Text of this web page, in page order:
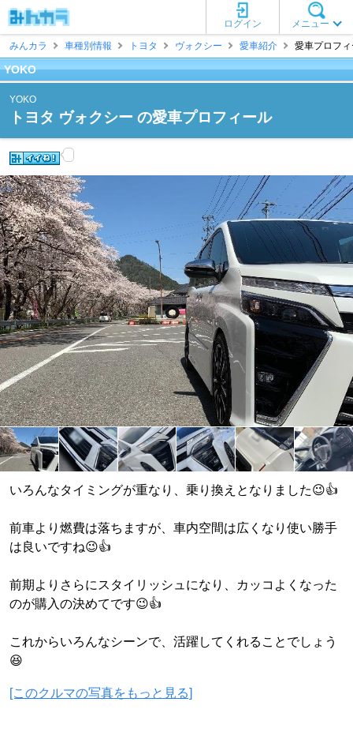
メニュー
ログイン
みんカラ
車種別情報 トヨタ ヴォクシー 愛車紹介 愛車プロフ
YOKO
YOKO
トヨタ ヴォクシー の愛車プロフィール
いろんなタイミングが重なり、乗り換えとなりました😉👍
前車より燃費は落ちますが、車内空間は広くなり使い勝手
は良いですね😉👍
前期よりさらにスタイリッシュになり、カッコよくなった
のが購入の決めてです😉👍
これからいろんなシーンで、活躍してくれることでしょう
😆
[このクルマの写真をもっと見る]